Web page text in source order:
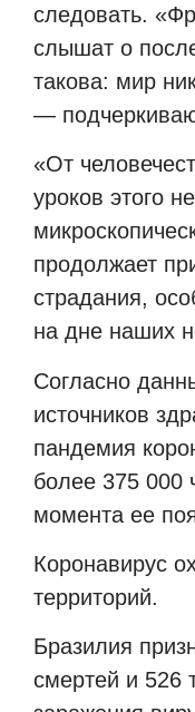
следовать.
слышат о
такова: мир
—
«От
уроков этого
продолжает
страдания,
на дне наших
Согласно
источников
пандемия
более 375 000
момента ее
Коронавирус
территорий.
Бразилия
смертей и 526